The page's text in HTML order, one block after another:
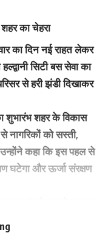
का चेहरा
का दिन नई राहत लेकर
सिटी बस सेवा का
से हरी झंडी दिखाकर
शुभारंभ शहर के विकास
नागरिकों को सस्ती,
कहा कि इस पहल से
घटेगा और ऊर्जा संरक्षण
व्यवस्था विकसित